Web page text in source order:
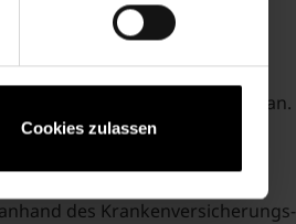
Cookies zulassen
des Vaters bei der BKK
sein, sprechen Sie uns bitte an.
des Krankenversicherungs-